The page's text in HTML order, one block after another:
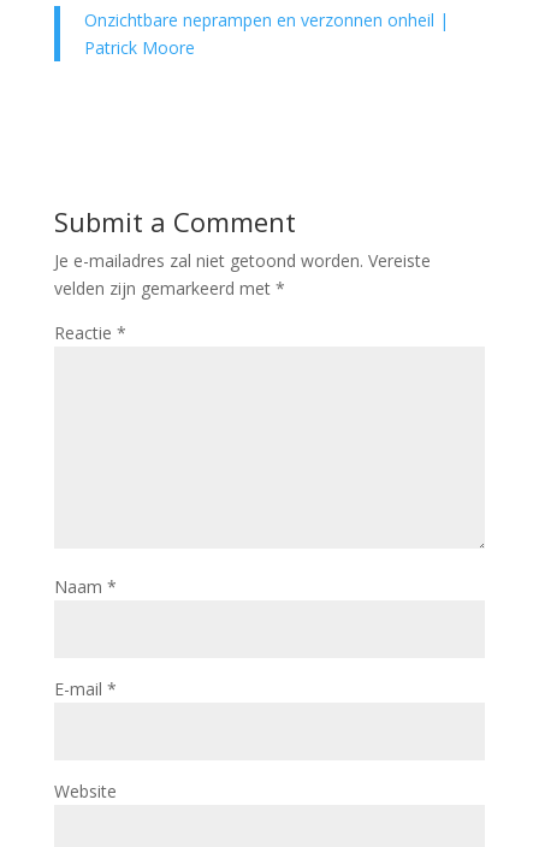
Onzichtbare neprampen en verzonnen onheil |
Patrick Moore
Submit a Comment
Je e-mailadres zal niet getoond worden. Vereiste
velden zijn gemarkeerd met *
Reactie *
Naam *
E-mail *
Website